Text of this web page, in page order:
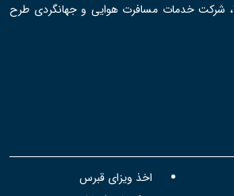
۲۲۳۰، طبقه اول، واحد ۱۰، شرکت خدمات مسافرت هوایی و جهانگردی طرح
اخذ ویزای قبرس